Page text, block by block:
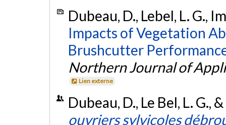
Dubeau, D., Lebel, L. G.,
Impacts of Vegetation
Brushcutter
Northern Journal of
Lien externe
Dubeau, D., Le Bel, L. G.,
ouvriers sylvicoles